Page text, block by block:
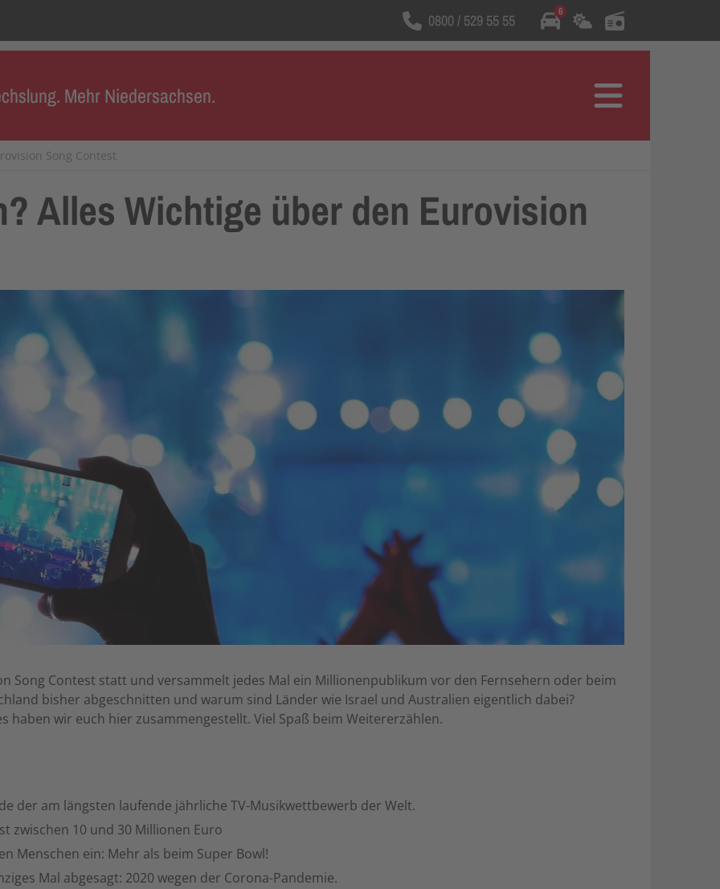
Wählt die Rufnummer
0800 / 529 55 55 6
Mehr Niedersachsen. Menü
Song Contest
Alles Wichtige über den Eurovision
Song Contest statt und versammelt jedes Mal ein Millionenpublikum vor den Fernsehern oder beim
bisher abgeschnitten und warum sind Länder wie Israel und Australien eigentlich dabei?
haben wir euch hier zusammengestellt. Viel Spaß beim Weitererzählen.
der am längsten laufende jährliche TV-Musikwettbewerb der Welt.
zwischen 10 und 30 Millionen Euro
Menschen ein: Mehr als beim Super Bowl!
Mal abgesagt: 2020 wegen der Corona-Pandemie.